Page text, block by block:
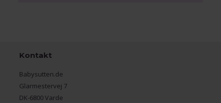
Kontakt
Babysutten.de
Glarmestervej 7
DK-6800 Varde